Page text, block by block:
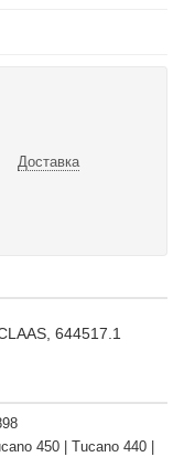
Доставка
644517.1
450 | Tucano 440 |